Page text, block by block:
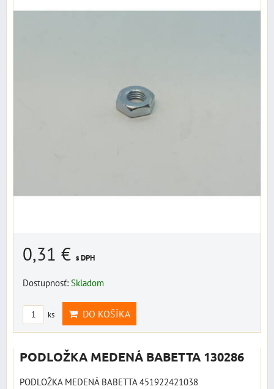
0,31 € s DPH
Dostupnosť: Skladom
ks DO KOŠÍKA
PODLOŽKA MEDENÁ BABETTA 130286
PODLOŽKA MEDENÁ BABETTA 451922421038